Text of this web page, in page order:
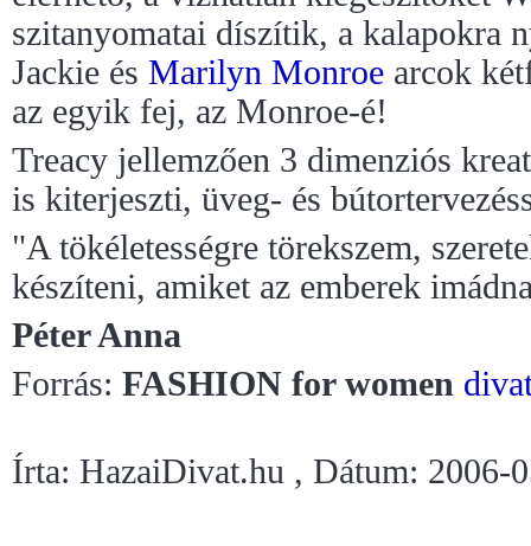
szitanyomatai díszítik, a kalapokra
Jackie és Marilyn Monroe arcok
az egyik fej, az Monroe-é!
Treacy jellemzően 3 dimenziós
is kiterjeszti, üveg- és
"A tökéletességre törekszem,
készíteni, amiket az emberek
Péter Anna
Forrás: FASHION for women
Írta: HazaiDivat.hu , Dátum: 2006-